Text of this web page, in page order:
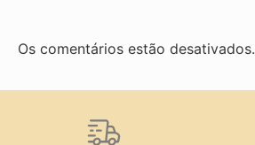
Os comentários estão desativados.